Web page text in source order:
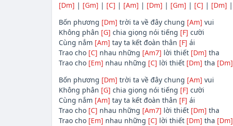
[Dm] | [Gm] | [C] | [Am] | [Dm] | [Gm] | [C] | [Dm] |
Bốn phương [Dm] trời ta về đây chung [Am] vui
Không phân [G] chia giọng nói tiếng [F] cười
Cùng nắm [Am] tay ta kết đoàn thân [F] ái
Trao cho [C] nhau những [Am7] lời thiết [Dm] tha
Trao cho [Em] nhau những [C] lời thiết [Dm] tha [Dm]
Bốn phương [Dm] trời ta về đây chung [Am] vui
Không phân [G] chia giọng nói tiếng [F] cười
Cùng nắm [Am] tay ta kết đoàn thân [F] ái
Trao cho [C] nhau những [Am7] lời thiết [Dm] tha
Trao cho [Em] nhau những [C] lời thiết [Dm] tha [Dm]